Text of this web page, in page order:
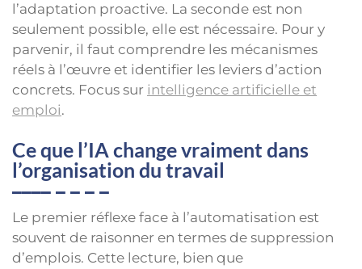
l’adaptation proactive. La seconde est non
seulement possible, elle est nécessaire. Pour y
parvenir, il faut comprendre les mécanismes
réels à l’œuvre et identifier les leviers d’action
concrets. Focus sur intelligence artificielle et
emploi.
Ce que l’IA change vraiment dans
l’organisation du travail
Le premier réflexe face à l’automatisation est
souvent de raisonner en termes de suppression
d’emplois. Cette lecture, bien que